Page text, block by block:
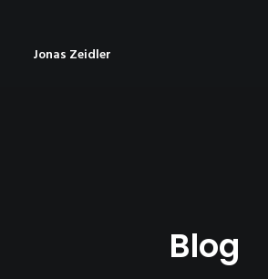
Jonas Zeidler
Blog